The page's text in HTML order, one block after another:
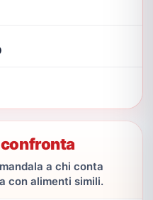
a chi conta
con alimenti simili.